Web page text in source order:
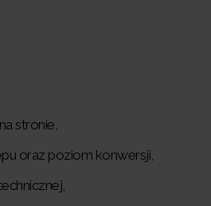
stronie,
oraz poziom konwersji,